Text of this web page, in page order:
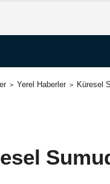
Yerel Haberler Küresel